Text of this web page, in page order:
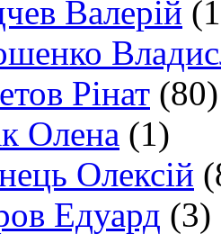
Валерій
Рінат (80)
Олена (1)
Олексій
Едуард (3)